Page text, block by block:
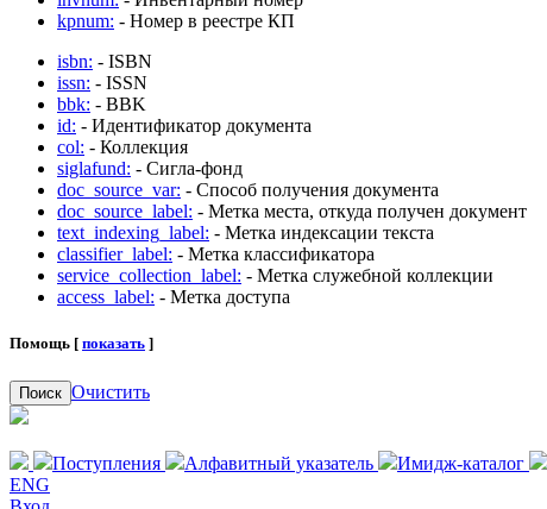
kpnum: - Номер в реестре КП
isbn: - ISBN
issn: - ISSN
bbk: - BBK
id: - Идентификатор документа
col: - Коллекция
siglafund: - Сигла-фонд
doc_source_var: - Способ получения документа
doc_source_label: - Метка места, откуда получен документ
text_indexing_label: - Метка индексации текста
classifier_label: - Метка классификатора
service_collection_label: - Метка служебной коллекции
access_label: - Метка доступа
Помощь [ показать ]
Поиск Очистить
Поступления Алфавитный указатель Имидж-каталог
ENG